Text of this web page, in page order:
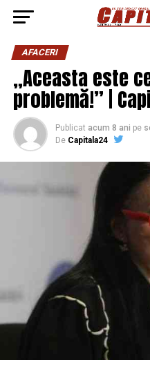
AFACERI
„Aceasta este
problemă!” |
Publicat acum 8 ani pe
De Capitala24